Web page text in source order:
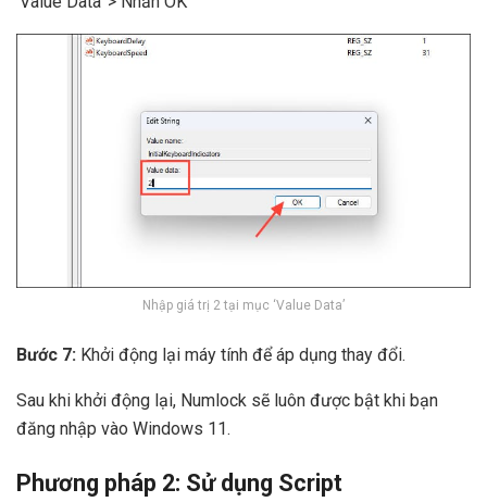
Nhập giá trị 2 tại mục ‘Value Data’
Bước 7: Khởi động lại máy tính để áp dụng thay đổi.
Sau khi khởi động lại, Numlock sẽ luôn được bật khi bạn
đăng nhập vào Windows 11.
Phương pháp 2: Sử dụng Script